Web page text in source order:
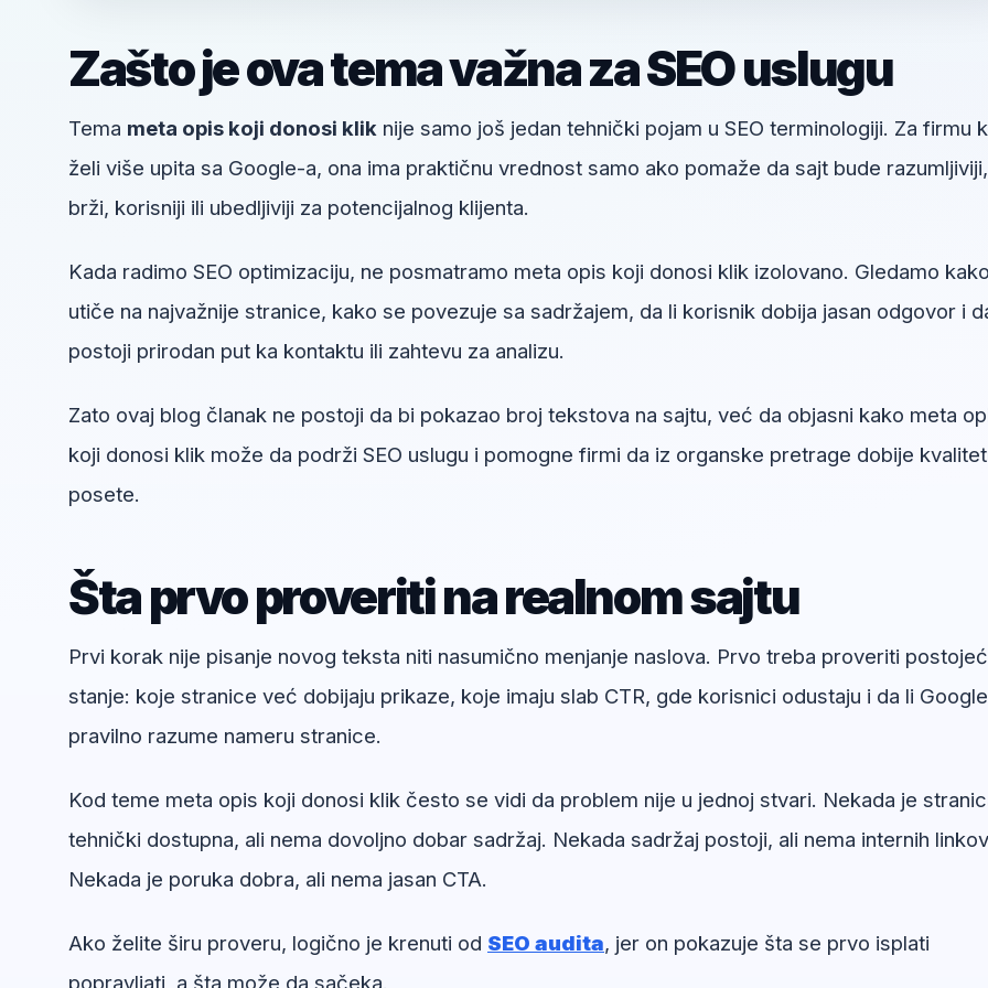
Zašto je ova tema važna za SEO uslugu
Tema meta opis koji donosi klik nije samo još jedan tehnički pojam u SEO terminologiji. Za firmu
želi više upita sa Google-a, ona ima praktičnu vrednost samo ako pomaže da sajt bude razumljiviji,
brži, korisniji ili ubedljiviji za potencijalnog klijenta.
Kada radimo SEO optimizaciju, ne posmatramo meta opis koji donosi klik izolovano. Gledamo kako
utiče na najvažnije stranice, kako se povezuje sa sadržajem, da li korisnik dobija jasan odgovor i
postoji prirodan put ka kontaktu ili zahtevu za analizu.
Zato ovaj blog članak ne postoji da bi pokazao broj tekstova na sajtu, već da objasni kako meta
koji donosi klik može da podrži SEO uslugu i pomogne firmi da iz organske pretrage dobije
posete.
Šta prvo proveriti na realnom sajtu
Prvi korak nije pisanje novog teksta niti nasumično menjanje naslova. Prvo treba proveriti
stanje: koje stranice već dobijaju prikaze, koje imaju slab CTR, gde korisnici odustaju i da li Google
pravilno razume nameru stranice.
Kod teme meta opis koji donosi klik često se vidi da problem nije u jednoj stvari. Nekada je
tehnički dostupna, ali nema dovoljno dobar sadržaj. Nekada sadržaj postoji, ali nema internih
Nekada je poruka dobra, ali nema jasan CTA.
Ako želite širu proveru, logično je krenuti od SEO audita, jer on pokazuje šta se prvo isplati
popravljati, a šta može da sačeka.